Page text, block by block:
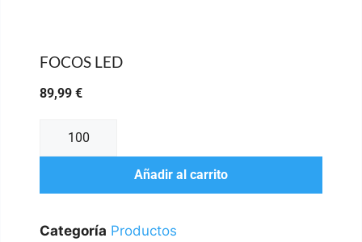
FOCOS LED
89,99 €
Añadir al carrito
Categoría Productos